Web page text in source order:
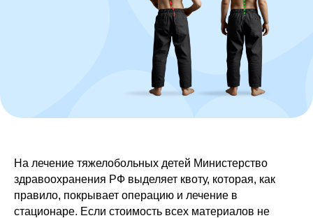
На лечение тяжелобольных детей Министерство
здравоохранения РФ выделяет квоту, которая, как
правило, покрывает операцию и лечение в
стационаре. Если стоимость всех материалов не